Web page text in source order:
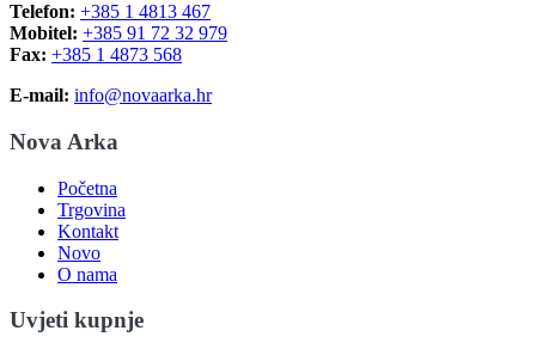
Telefon: +385 1 4813 467
Mobitel: +385 91 72 32 979
Fax: +385 1 4873 568
E-mail: info@novaarka.hr
Nova Arka
Početna
Trgovina
Kontakt
Novo
O nama
Uvjeti kupnje